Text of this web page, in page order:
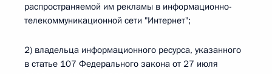
распространяемой им рекламы в информационно-
телекоммуникационной сети "Интернет";
2) владельца информационного ресурса, указанного
в статье 107 Федерального закона от 27 июля